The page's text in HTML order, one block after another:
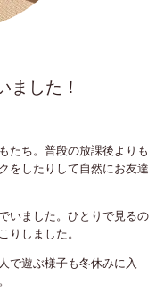
ました！
たち。普段の放課後よりも
をしたりして自然にお友達
いました。ひとりで見るの
りしました。
で遊ぶ様子も冬休みに入